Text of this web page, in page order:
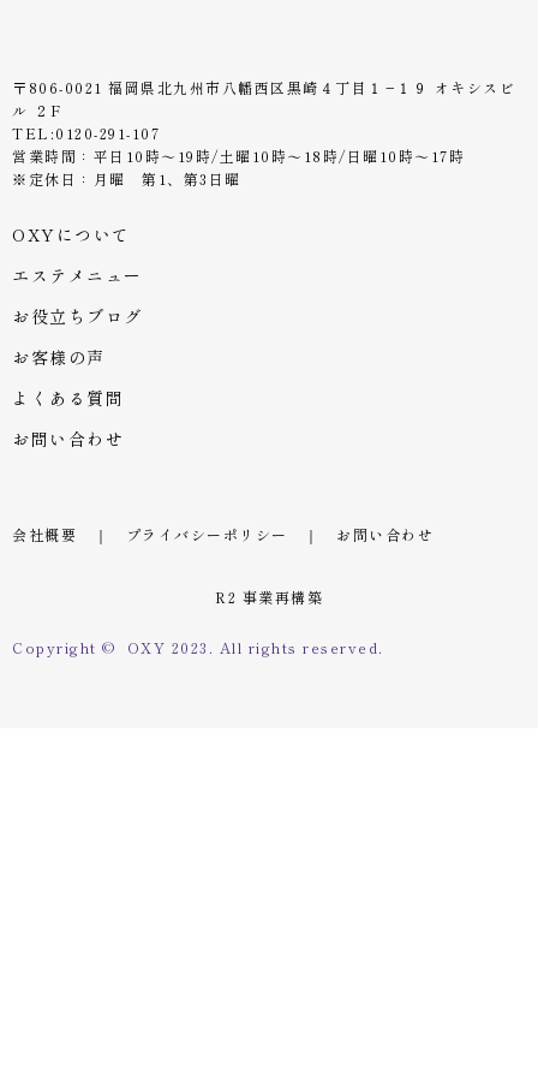
〒806-0021 福岡県北九州市八幡西区黒崎４丁目１−１９ オキシスビ
ル ２F
TEL:0120-291-107
営業時間：平日10時〜19時/土曜10時〜18時/日曜10時〜17時
※定休日：月曜 第1、第3日曜
OXYについて
エステメニュー
お役立ちブログ
お客様の声
よくある質問
お問い合わせ
会社概要 ｜ プライバシーポリシー ｜ お問い合わせ
R2 事業再構築
Copyright © OXY 2023. All rights reserved.